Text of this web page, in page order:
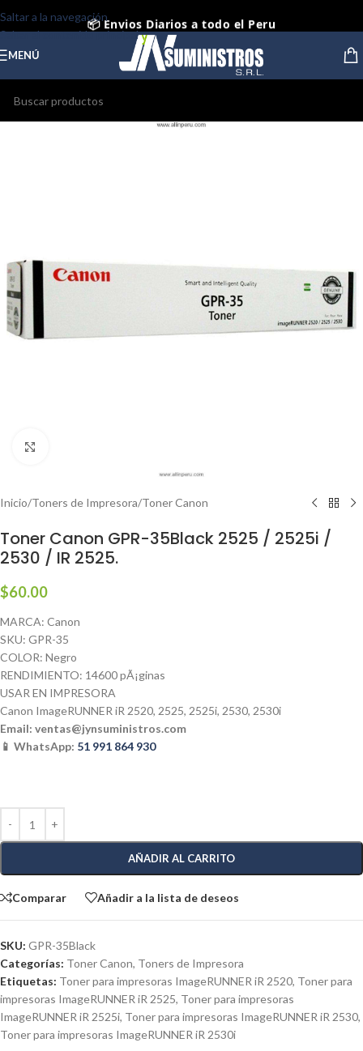
Saltar a la navegación
Saltar al contenido principal
📦 Envios Diarios a todo el Peru
🤝 Pago contra entrega Lima y Callao
⭐ Productos Originales y Nuevos
MENÚ
Inicio/Toners de Impresora/Toner Canon
Toner Canon GPR-35Black 2525 / 2525i /
2530 / IR 2525.
$60.00
MARCA: Canon
SKU: GPR-35
COLOR: Negro
RENDIMIENTO: 14600 pÃ¡ginas
USAR EN IMPRESORA
Canon ImageRUNNER iR 2520, 2525, 2525i, 2530, 2530i
Email: ventas@jynsuministros.com
📱 WhatsApp: 51 991 864 930
AÑADIR AL CARRITO
Comparar Añadir a la lista de deseos
SKU: GPR-35Black
Categorías: Toner Canon, Toners de Impresora
Etiquetas: Toner para impresoras ImageRUNNER iR 2520, Toner para
impresoras ImageRUNNER iR 2525, Toner para impresoras
ImageRUNNER iR 2525i, Toner para impresoras ImageRUNNER iR 2530,
Toner para impresoras ImageRUNNER iR 2530i